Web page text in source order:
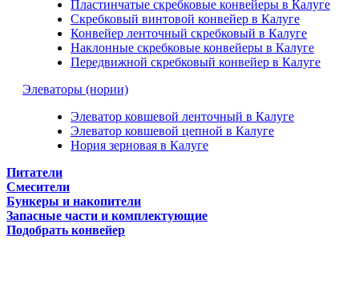
Пластинчатые скребковые конвейеры в Калуге
Скребковый винтовой конвейер в Калуге
Конвейер ленточный скребковый в Калуге
Наклонные скребковые конвейеры в Калуге
Передвижной скребковый конвейер в Калуге
Элеваторы (нории)
Элеватор ковшевой ленточный в Калуге
Элеватор ковшевой цепной в Калуге
Нория зерновая в Калуге
Питатели
Смесители
Бункеры и накопители
Запасные части и комплектующие
Подобрать конвейер